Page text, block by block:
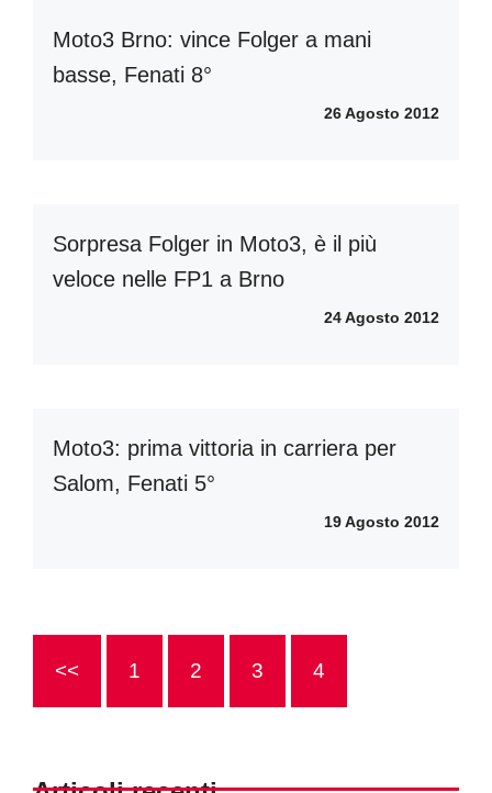
Moto3 Brno: vince Folger a mani
basse, Fenati 8°
26 Agosto 2012
Sorpresa Folger in Moto3, è il più
veloce nelle FP1 a Brno
24 Agosto 2012
Moto3: prima vittoria in carriera per
Salom, Fenati 5°
19 Agosto 2012
<< 1 2 3 4